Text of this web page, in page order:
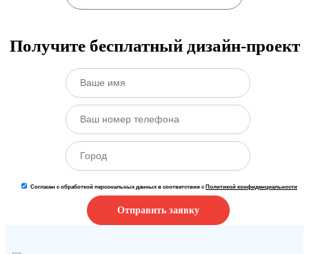
Получите бесплатный дизайн-проект
Согласен с обработкой персональных данных в соответствии с Политикой конфиденциальности
Отправить заявку